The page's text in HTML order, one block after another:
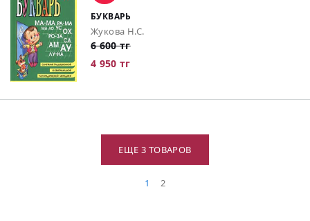
БУКВАРЬ
Жукова Н.С.
6 600 тг
4 950 тг
ЕЩЕ 3 ТОВАРОВ
1 2